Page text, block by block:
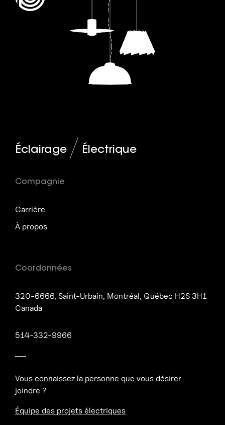
Éclairage Électrique
Compagnie
Carrière
À propos
Coordonnées
320-6666, Saint-Urbain, Montréal, Québec H2S 3H1
Canada
514-332-9966
Vous connaissez la personne que vous désirer
joindre ?
Équipe des projets électriques